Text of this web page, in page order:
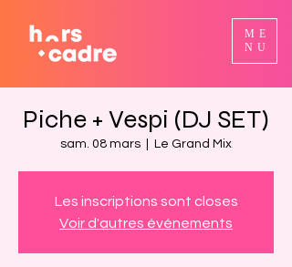
ME
NU
Piche + Vespi (DJ SET)
sam. 08 mars Le Grand Mix
Les inscriptions sont closes
Voir d'autres événements